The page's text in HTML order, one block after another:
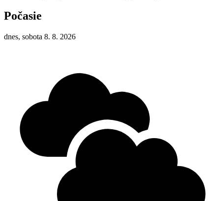
Počasie
dnes, sobota 8. 8. 2026